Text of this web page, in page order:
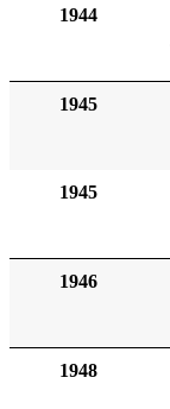
1944
1945
1945
1946
1948